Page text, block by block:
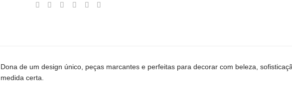
Dona de um design único, peças marcantes e perfeitas para decorar com beleza,
medida certa.